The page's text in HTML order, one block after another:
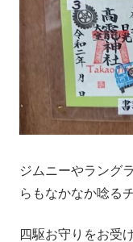
ジムニーやラング
らもなかなか唸る
四駆お守りをお受